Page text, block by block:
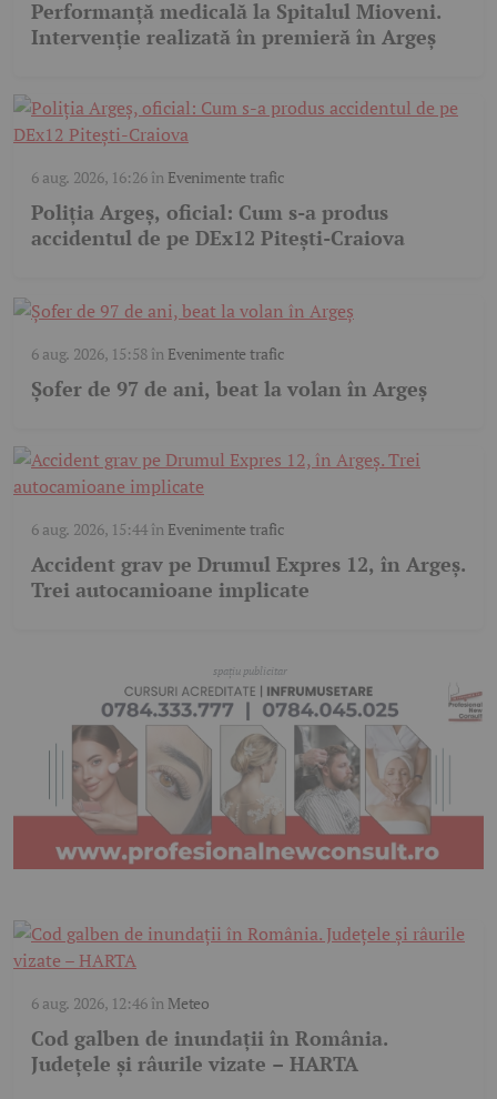
Performanță medicală la Spitalul Mioveni.
Intervenție realizată în premieră în Argeș
6 aug. 2026, 16:26în Evenimente trafic
Poliția Argeș, oficial: Cum s-a produs
accidentul de pe DEx12 Pitești-Craiova
6 aug. 2026, 15:58în Evenimente trafic
Șofer de 97 de ani, beat la volan în Argeș
6 aug. 2026, 15:44în Evenimente trafic
Accident grav pe Drumul Expres 12, în Argeș.
Trei autocamioane implicate
6 aug. 2026, 12:46în Meteo
Cod galben de inundații în România.
Județele și râurile vizate – HARTA